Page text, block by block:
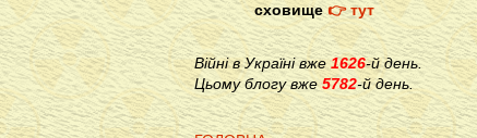
сховище👉 тут
Війні в Україні вже1626-й день.
Цьому блогу вже 5782-й день.